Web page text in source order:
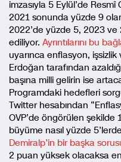
imzasıyla 5 Eylül’de
2021 sonunda yüzde 9
2022’de yüzde 5, 2023
ediliyor. Ayrıntılarını bu
uyarınca enflasyon, işsizlik
Erdoğan tarafından
başına milli gelirin ise
Programdaki hedefleri
Twitter hesabından
OVP’de öngörülen şekilde
büyüme nasıl yüzde
Demiralp’in bir başka
2 puan yüksek olacaksa